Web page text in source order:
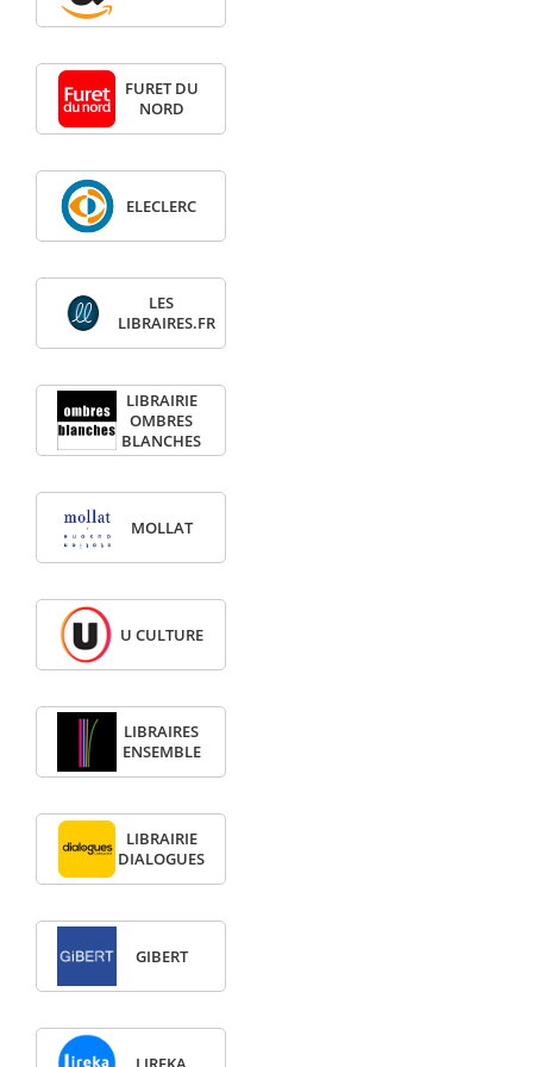
FURET DU
NORD
ELECLERC
LES
LIBRAIRES.FR
LIBRAIRIE
OMBRES
BLANCHES
MOLLAT
U CULTURE
LIBRAIRES
ENSEMBLE
LIBRAIRIE
DIALOGUES
GIBERT